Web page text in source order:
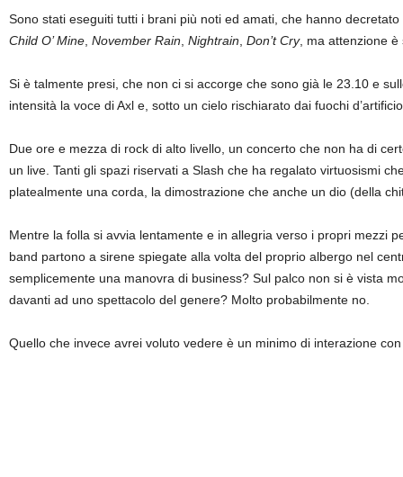
Sono stati eseguiti tutti i brani più noti ed amati, che hanno
Child O’ Mine November Rain Nightrain Don’t Cry, ma attenzione
Si è talmente presi, che non ci si accorge che sono già le 23.10 e
intensità la voce di Axl e, sotto un cielo rischiarato dai fuochi
Due ore e mezza di rock di alto livello, un concerto che non ha di
un live. Tanti gli spazi riservati a Slash che ha regalato virtuosismi
platealmente una corda, la dimostrazione che anche un dio (della
Mentre la folla si avvia lentamente e in allegria verso i propri mezzi
band partono a sirene spiegate alla volta del proprio albergo nel
semplicemente una manovra di business? Sul palco non si è vista
davanti ad uno spettacolo del genere? Molto probabilmente no.
Quello che invece avrei voluto vedere è un minimo di interazione